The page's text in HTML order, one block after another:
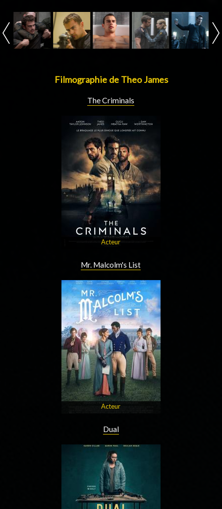
Filmographie de Theo James
The Criminals
Acteur
Mr. Malcolm's List
Acteur
Dual